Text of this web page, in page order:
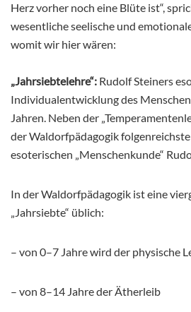
Herz vorher noch eine Blüte ist“,
wesentliche seelische und
womit wir hier wären:
„Jahrsiebtelehre“: Rudolf Steiners
Individualentwicklung des
Jahren. Neben der
der Waldorfpädagogik
esoterischen „Menschenkunde“
In der Waldorfpädagogik ist eine
„Jahrsiebte“ üblich:
– von 0–7 Jahre wird der physische
– von 8–14 Jahre der Ätherleib